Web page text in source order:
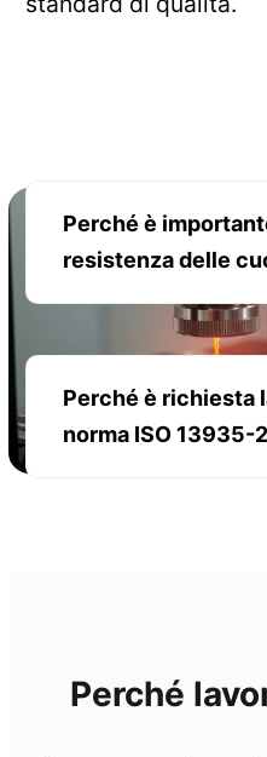
Perché è
resistenza delle
Perché è richiesta
norma ISO 13935-
Perché